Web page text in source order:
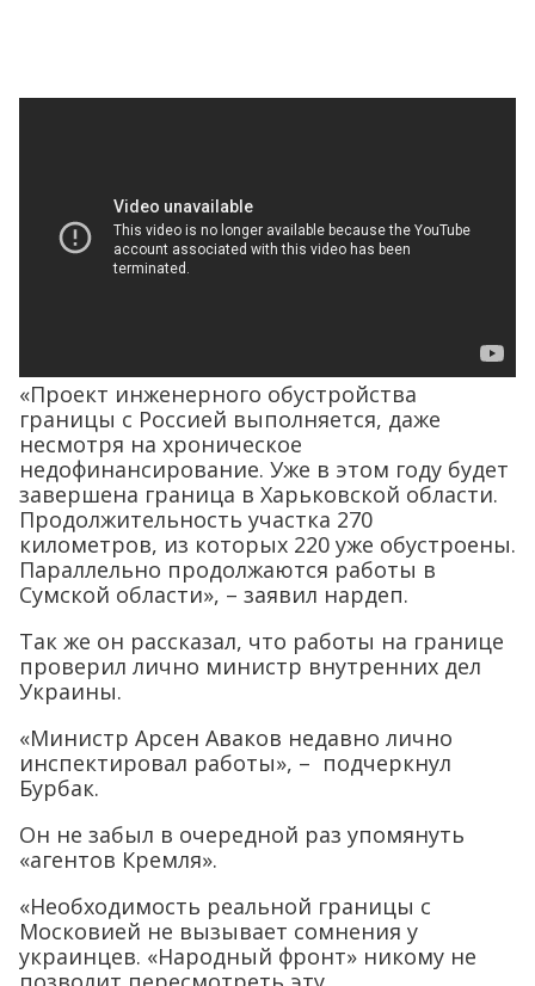
«Проект инженерного обустройства
границы с Россией выполняется, даже
несмотря на хроническое
недофинансирование. Уже в этом году будет
завершена граница в Харьковской области.
Продолжительность участка 270
километров, из которых 220 уже обустроены.
Параллельно продолжаются работы в
Сумской области», – заявил нардеп.
Так же он рассказал, что работы на границе
проверил лично министр внутренних дел
Украины.
«Министр Арсен Аваков недавно лично
инспектировал работы», – подчеркнул
Бурбак.
Он не забыл в очередной раз упомянуть
«агентов Кремля».
«Необходимость реальной границы с
Московией не вызывает сомнения у
украинцев. «Народный фронт» никому не